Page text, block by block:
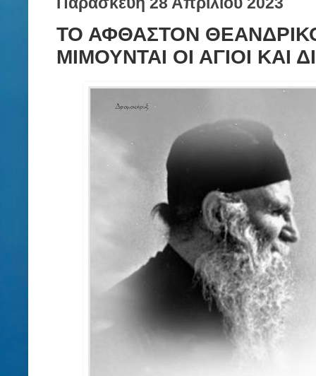
ΤΟ ΑΦΘΑΣΤΟΝ
ΜΙΜΟΥΝΤΑΙ ΟΙ ΑΓΙΟΙ ΚΑΙ